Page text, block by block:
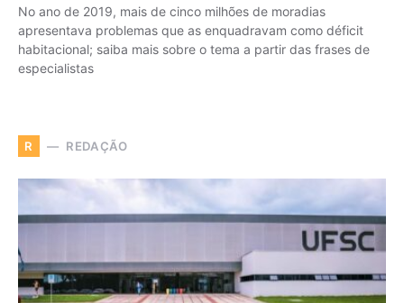
No ano de 2019, mais de cinco milhões de moradias
apresentava problemas que as enquadravam como déficit
habitacional; saiba mais sobre o tema a partir das frases de
especialistas
R REDAÇÃO